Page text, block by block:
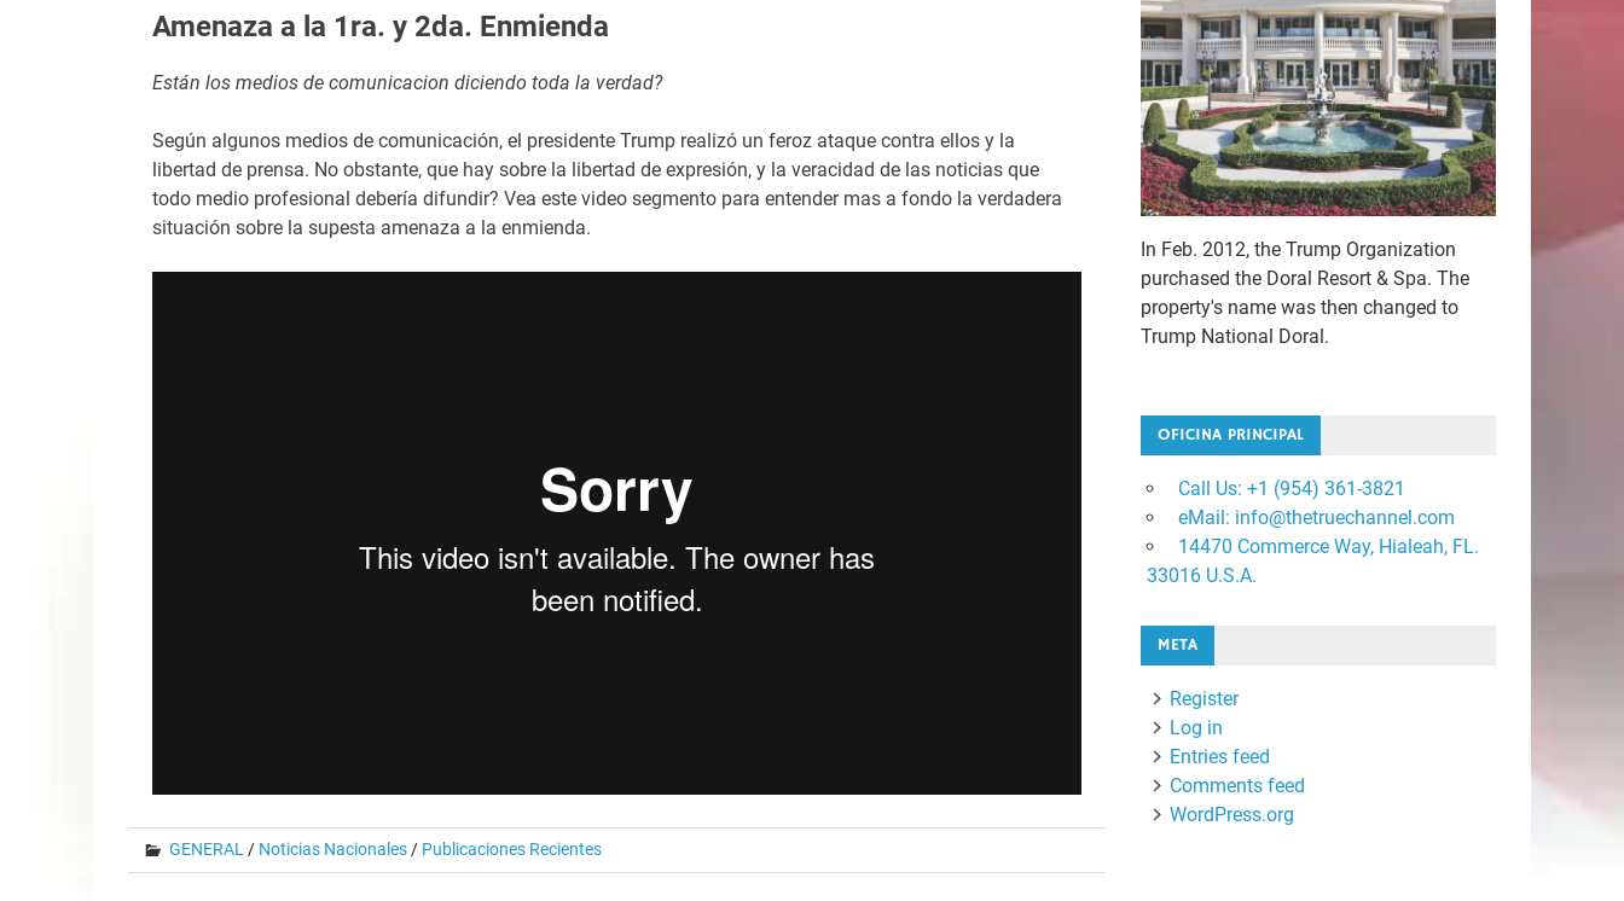
Amenaza a la 1ra. y 2da. Enmienda
Están los medios de comunicacion diciendo toda la verdad?
Según algunos medios de comunicación, el presidente Trump realizó un feroz ataque contra ellos y la
libertad de prensa. No obstante, que hay sobre la libertad de expresión, y la veracidad de las noticias que
todo medio profesional debería difundir? Vea este video segmento para entender mas a fondo la verdadera
situación sobre la supesta amenaza a la enmienda.
GENERAL / Noticias Nacionales/ Publicaciones Recientes
In Feb. 2012, the Trump Organization
purchased the Doral Resort & Spa. The
property's name was then changed to
Trump National Doral.
OFICINA PRINCIPAL
Call Us: +1 ‪(954) 361-3821
eMail: info@thetruechannel.com
14470 Commerce Way, Hialeah, FL.
33016 U.S.A.
META
Register
Log in
Entries feed
Comments feed
WordPress.org